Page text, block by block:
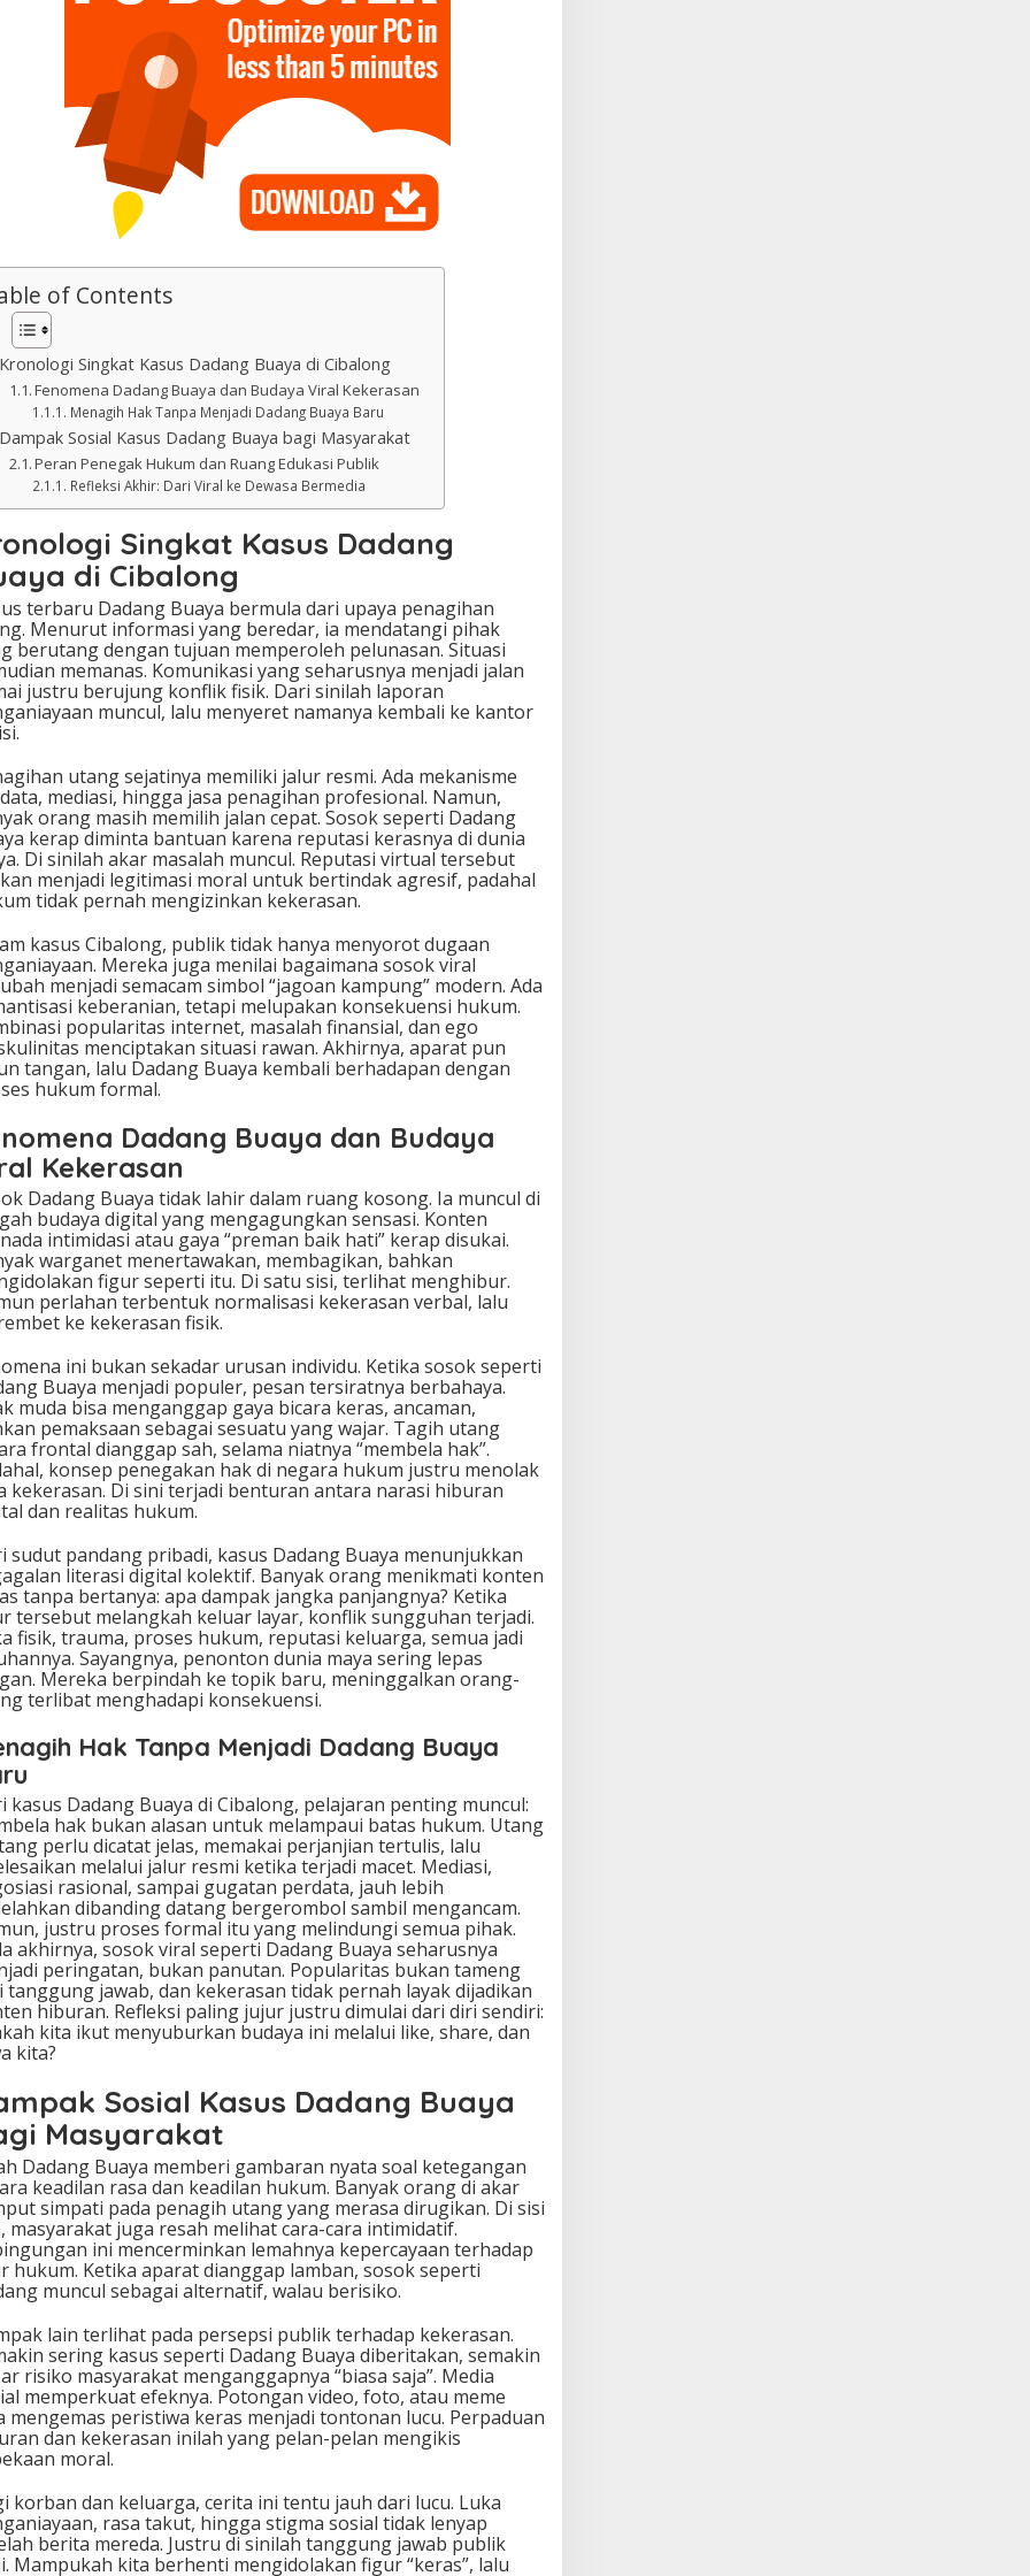
of Contents
Singkat Kasus Dadang Buaya di Cibalong
Fenomena Dadang Buaya dan Budaya Viral Kekerasan
Menagih Hak Tanpa Menjadi Dadang Buaya Baru
Sosial Kasus Dadang Buaya bagi Masyarakat
Peran Penegak Hukum dan Ruang Edukasi Publik
Refleksi Akhir: Dari Viral ke Dewasa Bermedia
Singkat Kasus Dadang
di Cibalong
terbaru Dadang Buaya bermula dari upaya penagihan
Menurut informasi yang beredar, ia mendatangi pihak
berutang dengan tujuan memperoleh pelunasan. Situasi
memanas. Komunikasi yang seharusnya menjadi jalan
justru berujung konflik fisik. Dari sinilah laporan
muncul, lalu menyeret namanya kembali ke kantor
utang sejatinya memiliki jalur resmi. Ada mekanisme
mediasi, hingga jasa penagihan profesional. Namun,
orang masih memilih jalan cepat. Sosok seperti Dadang
kerap diminta bantuan karena reputasi kerasnya di dunia
Di sinilah akar masalah muncul. Reputasi virtual tersebut
menjadi legitimasi moral untuk bertindak agresif, padahal
tidak pernah mengizinkan kekerasan.
kasus Cibalong, publik tidak hanya menyorot dugaan
Mereka juga menilai bagaimana sosok viral
menjadi semacam simbol “jagoan kampung” modern. Ada
keberanian, tetapi melupakan konsekuensi hukum.
popularitas internet, masalah finansial, dan ego
menciptakan situasi rawan. Akhirnya, aparat pun
tangan, lalu Dadang Buaya kembali berhadapan dengan
hukum formal.
Dadang Buaya dan Budaya
Kekerasan
Dadang Buaya tidak lahir dalam ruang kosong. Ia muncul di
budaya digital yang mengagungkan sensasi. Konten
intimidasi atau gaya “preman baik hati” kerap disukai.
warganet menertawakan, membagikan, bahkan
figur seperti itu. Di satu sisi, terlihat menghibur.
perlahan terbentuk normalisasi kekerasan verbal, lalu
ke kekerasan fisik.
ini bukan sekadar urusan individu. Ketika sosok seperti
Buaya menjadi populer, pesan tersiratnya berbahaya.
muda bisa menganggap gaya bicara keras, ancaman,
pemaksaan sebagai sesuatu yang wajar. Tagih utang
frontal dianggap sah, selama niatnya “membela hak”.
konsep penegakan hak di negara hukum justru menolak
kekerasan. Di sini terjadi benturan antara narasi hiburan
dan realitas hukum.
sudut pandang pribadi, kasus Dadang Buaya menunjukkan
literasi digital kolektif. Banyak orang menikmati konten
tanpa bertanya: apa dampak jangka panjangnya? Ketika
tersebut melangkah keluar layar, konflik sungguhan terjadi.
fisik, trauma, proses hukum, reputasi keluarga, semua jadi
Sayangnya, penonton dunia maya sering lepas
Mereka berpindah ke topik baru, meninggalkan orang-
terlibat menghadapi konsekuensi.
Hak Tanpa Menjadi Dadang Buaya
kasus Dadang Buaya di Cibalong, pelajaran penting muncul:
hak bukan alasan untuk melampaui batas hukum. Utang
perlu dicatat jelas, memakai perjanjian tertulis, lalu
melalui jalur resmi ketika terjadi macet. Mediasi,
rasional, sampai gugatan perdata, jauh lebih
dibanding datang bergerombol sambil mengancam.
justru proses formal itu yang melindungi semua pihak.
akhirnya, sosok viral seperti Dadang Buaya seharusnya
peringatan, bukan panutan. Popularitas bukan tameng
tanggung jawab, dan kekerasan tidak pernah layak dijadikan
hiburan. Refleksi paling jujur justru dimulai dari diri sendiri:
kita ikut menyuburkan budaya ini melalui like, share, dan
kita?
Sosial Kasus Dadang Buaya
Masyarakat
Dadang Buaya memberi gambaran nyata soal ketegangan
keadilan rasa dan keadilan hukum. Banyak orang di akar
simpati pada penagih utang yang merasa dirugikan. Di sisi
masyarakat juga resah melihat cara-cara intimidatif.
ini mencerminkan lemahnya kepercayaan terhadap
hukum. Ketika aparat dianggap lamban, sosok seperti
muncul sebagai alternatif, walau berisiko.
lain terlihat pada persepsi publik terhadap kekerasan.
sering kasus seperti Dadang Buaya diberitakan, semakin
risiko masyarakat menganggapnya “biasa saja”. Media
memperkuat efeknya. Potongan video, foto, atau meme
mengemas peristiwa keras menjadi tontonan lucu. Perpaduan
dan kekerasan inilah yang pelan-pelan mengikis
moral.
korban dan keluarga, cerita ini tentu jauh dari lucu. Luka
rasa takut, hingga stigma sosial tidak lenyap
berita mereda. Justru di sinilah tanggung jawab publik
Mampukah kita berhenti mengidolakan figur “keras”, lalu